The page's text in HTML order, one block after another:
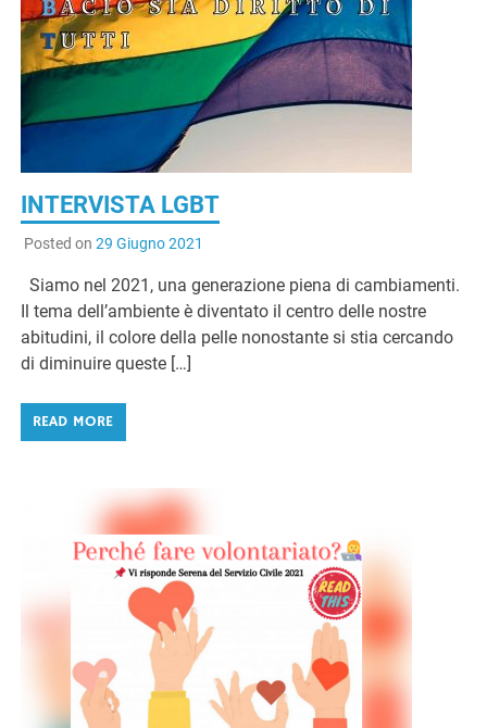
INTERVISTA LGBT
Posted on 29 Giugno 2021
Siamo nel 2021, una generazione piena di cambiamenti.
Il tema dell’ambiente è diventato il centro delle nostre
abitudini, il colore della pelle nonostante si stia cercando
di diminuire queste […]
READ MORE